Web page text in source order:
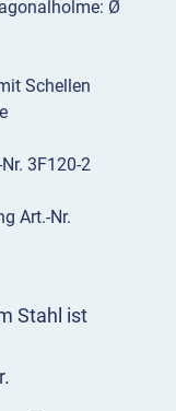
Stahl ist
Ø
Schellen
3F120-2
Art.-Nr.